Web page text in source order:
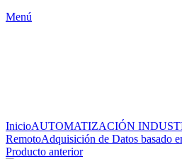
Menú
InicioAUTOMATIZACIÓN
RemotoAdquisición de Datos basado
Producto anterior